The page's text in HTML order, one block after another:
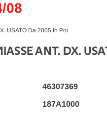
08
USATO Da 2005 In Poi
ANT. DX.
46307369
187A1000